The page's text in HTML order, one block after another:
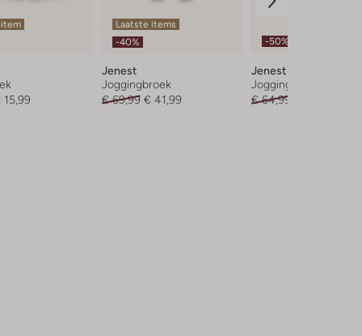
15,99
Laatste items
-40%
Jenest
Joggingbroek
€ 69,99 € 41,99
-50%
Jenest
Joggingbroek
€ 64,99